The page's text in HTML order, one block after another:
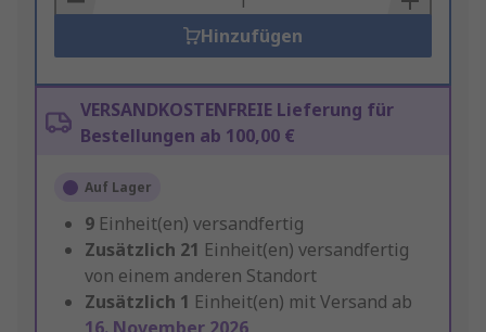
Hinzufügen
VERSANDKOSTENFREIE Lieferung für
Bestellungen ab 100,00 €
Auf Lager
9 Einheit(en) versandfertig
Zusätzlich 21 Einheit(en) versandfertig
von einem anderen Standort
Zusätzlich 1 Einheit(en) mit Versand ab